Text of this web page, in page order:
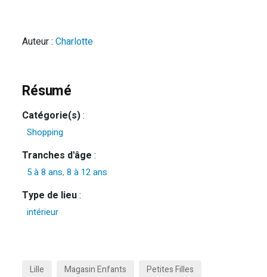
Auteur :Charlotte
Résumé
Catégorie(s):
Shopping
Tranches d'âge :
5 à 8 ans,8 à 12 ans
Type de lieu:
intérieur
Lille Magasin Enfants
Petites Filles